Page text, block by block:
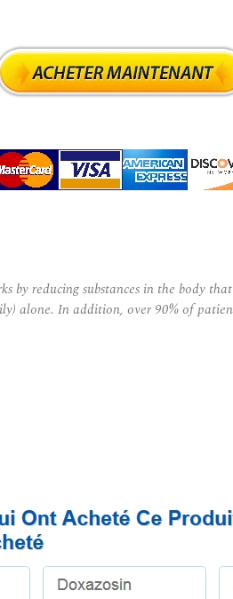
reducing substances in the body
alone. In addition, over 90% of